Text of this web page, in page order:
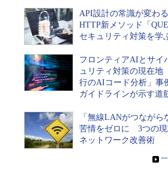
API設計の常識が変わ
HTTP新メソッド「
セキュリティ対策を学
フロンティアAIとサイ
ュリティ対策の現在
行のAIコード分析」事
ガイドラインが示す道
「無線LANがつながら
苦情をゼロに 3つの現
ネットワーク改善術
»